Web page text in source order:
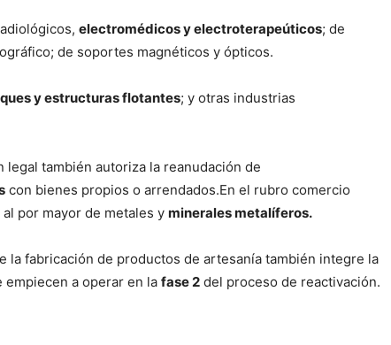
electromédicos y electroterapeúticos; de
de soportes magnéticos y ópticos.
y estructuras flotantes; y otras industrias
también autoriza la reanudación de
con bienes propios o arrendados.En el rubro comercio
por mayor de metales y minerales metalíferos.
la fabricación de productos de artesanía también integre la
empiecen a operar en la fase 2 del proceso de reactivación.